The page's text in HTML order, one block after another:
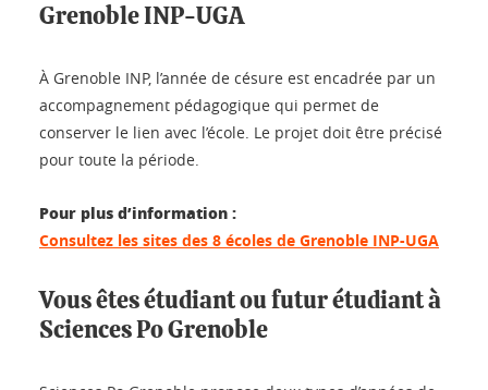
Grenoble INP-UGA
À Grenoble INP, l’année de césure est encadrée par un
accompagnement pédagogique qui permet de
conserver le lien avec l’école. Le projet doit être précisé
pour toute la période.
Pour plus d’information :
Consultez les sites des 8 écoles de Grenoble INP-UGA
Vous êtes étudiant ou futur étudiant à
Sciences Po Grenoble